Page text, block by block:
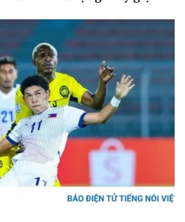
Giá cà phê